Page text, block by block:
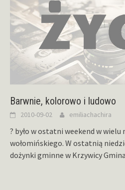
Barwnie, kolorowo i ludowo
2010-09-02 emiliachachira
? było w ostatni weekend w
wołomińskiego. W ostatnią
dożynki gminne w Krzywicy